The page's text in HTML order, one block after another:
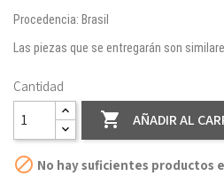
Procedencia: Brasil
Las piezas que se entregarán son
Cantidad
 AÑADIR AL
 No hay suficientes productos